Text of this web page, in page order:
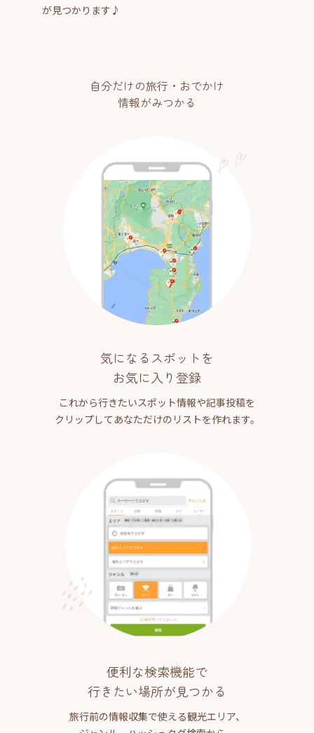
が見つかります♪
自分だけの旅行・おでかけ
情報がみつかる
気になるスポットを
お気に入り登録
これから行きたいスポット情報や記事投稿を
クリップしてあなただけのリストを作れます。
便利な検索機能で
行きたい場所が見つかる
旅行前の情報収集で使える観光エリア、